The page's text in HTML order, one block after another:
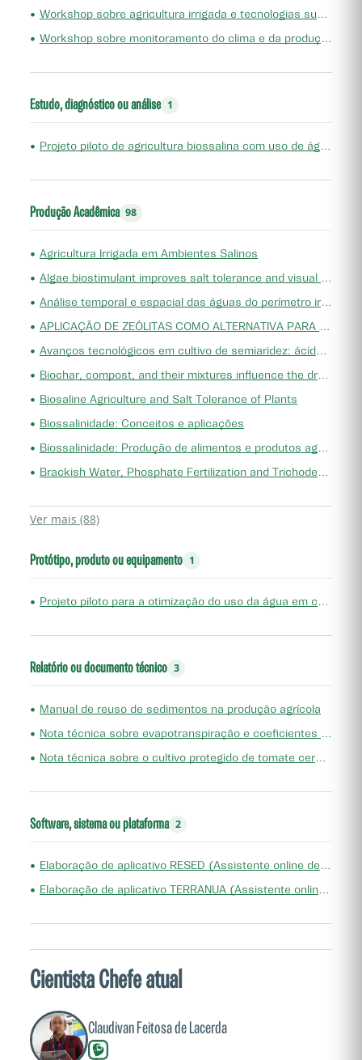
• Workshop sobre agricultura irrigada e tecnologias sustentáveis no Estado do Ceará
• Workshop sobre monitoramento do clima e da produção agrícola no semiárido tropical
Estudo, diagnóstico ou análise 1
• Projeto piloto de agricultura biossalina com uso de águas salobras, em General Sampaio
Produção Acadêmica 98
• Agricultura Irrigada em Ambientes Salinos
• Algae biostimulant improves salt tolerance and visual quality of tropical ornamental herbaceous species
• Análise temporal e espacial das águas do perímetro irrigado Cotinguiba/Pindoba na região hidrográfica do baixo São Francisco Sergipano
• APLICAÇÃO DE ZEÓLITAS COMO ALTERNATIVA PARA MINORAR EFEITOS DO ESTRESSE SALINO EM Ixora coccínea L.
• Avanços tecnológicos em cultivo de semiaridez: ácido salicílico e metionina na mitigação de estresse abiótico em feijão-caupi
• Biochar, compost, and their mixtures influence the dry mass of the shoot of Marandu palisade grass and soil nutritional status
• Biosaline Agriculture and Salt Tolerance of Plants
• Biossalinidade: Conceitos e aplicações
• Biossalinidade: Produção de alimentos e produtos agroindustriais
• Brackish Water, Phosphate Fertilization and Trichoderma in the Agronomic Performance of Beet Crops
Ver mais (88)
Protótipo, produto ou equipamento 1
• Projeto piloto para a otimização do uso da água em culturas irrigadas
Relatório ou documento técnico 3
• Manual de reuso de sedimentos na produção agrícola
• Nota técnica sobre evapotranspiração e coeficientes de cultivo do cajueiro-anão irrigado e adensado
• Nota técnica sobre o cultivo protegido de tomate cereja, em substrato, na região da Ibiapaba - CE
Software, sistema ou plataforma 2
• Elaboração de aplicativo RESED (Assistente online de planejamento do reuso de sedimento de açudes)
• Elaboração de aplicativo TERRANUA (Assistente online de precificação de propriedades rurais)
Cientista Chefe atual
Claudivan Feitosa de Lacerda